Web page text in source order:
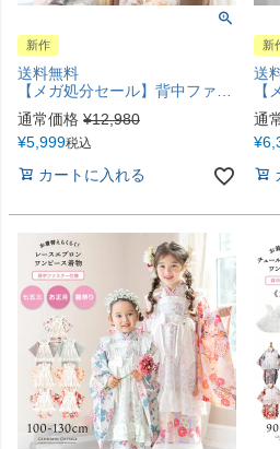
新作
送料無料
【メガ処分セール】背中ファスナー チュールビスチェレイヤード風浴衣 レディース ジュニア オールインワン浴衣 着付け簡単 花柄 チェック柄 中学生 高校生 大人 ゆかた 親子お揃い キャサリンコテージ TAK
通常価格 ¥12,980
¥5,999税込
カートに入れる
新
送
【メガセール
通
¥